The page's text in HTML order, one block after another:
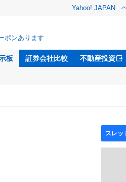
Yahoo! JAPAN
ポンあります
板 証券会社比較 不動産投資